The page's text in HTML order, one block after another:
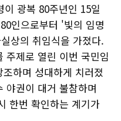
광복 80주년인 15일
인으로부터 '빛의 임명
상의 취임식을 가졌다.
주제로 열린 이번 국민임
하며 성대하게 치러졌
야권이 대거 불참하며
한번 확인하는 계기가